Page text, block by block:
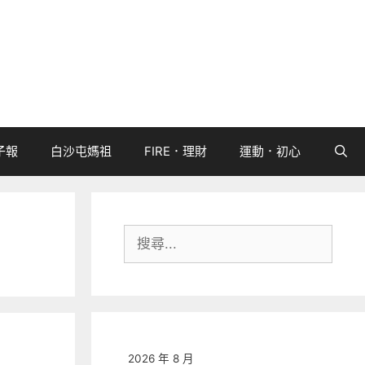
報 白沙屯媽祖 FIRE．理財 運動．初心
尋:
2026 年 8 月